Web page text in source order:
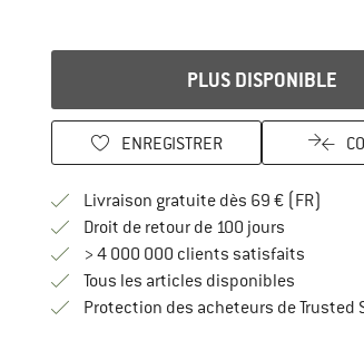
PLUS DISPONIBLE
ENREGISTRER
Livraison gratuite dès 69 € (FR)
Droit de retour de 100 joursTrouve
> 4 000 000 clients satisfaits
Tous les articles disponibles
Protection des acheteurs de Trusted